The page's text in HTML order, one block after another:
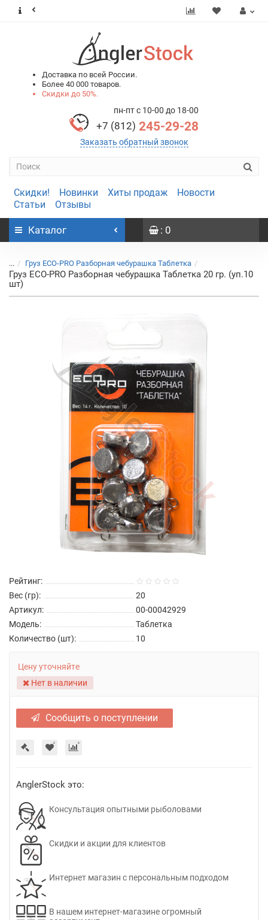
Доставка по всей России.
Более 40 000 товаров.
Скидки до 50%.
пн-пт с 10-00 до 18-00
+7 (812) 245-29-28
Заказать обратный звонок
Скидки! Новинки Хиты продаж
Новости
Статьи
Отзывы
Каталог : 0
... Груз ECO-PRO Разборная чебурашка Таблетка
Груз ECO-PRO Разборная чебурашка Таблетка 20 гр. (уп.10
шт)
Рейтинг:
Вес (гр):
20
Артикул:
00-00042929
Модель:
Таблетка
Количество (шт):
10
Цену уточняйте
Нет в наличии
Сообщить о поступлении
AnglerStock это:
Консультация опытными рыболовами
Скидки и акции для клиентов
Интернет магазин с персональным подходом
В нашем интернет-магазине огромный